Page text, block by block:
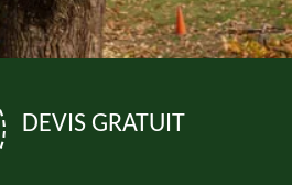
DEVIS GRATUIT